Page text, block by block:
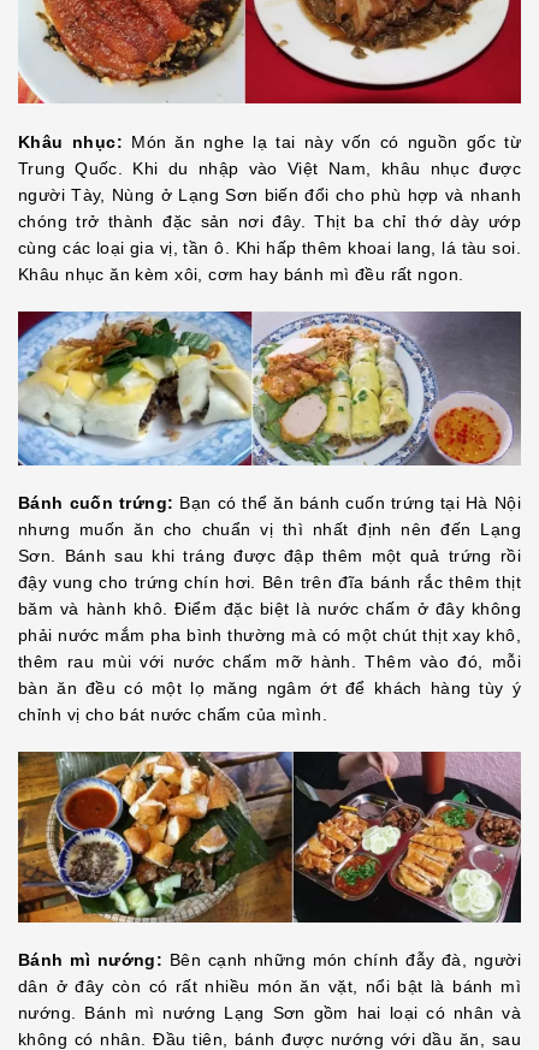
Khâu nhục: Món ăn nghe lạ tai này vốn có nguồn gốc từ
Trung Quốc. Khi du nhập vào Việt Nam, khâu nhục được
người Tày, Nùng ở Lạng Sơn biến đổi cho phù hợp và nhanh
chóng trở thành đặc sản nơi đây. Thịt ba chỉ thớ dày ướp
cùng các loại gia vị, tần ô. Khi hấp thêm khoai lang, lá tàu soi.
Khâu nhục ăn kèm xôi, cơm hay bánh mì đều rất ngon.
Bánh cuốn trứng: Bạn có thể ăn bánh cuốn trứng tại Hà Nội
nhưng muốn ăn cho chuẩn vị thì nhất định nên đến Lạng
Sơn. Bánh sau khi tráng được đập thêm một quả trứng rồi
đậy vung cho trứng chín hơi. Bên trên đĩa bánh rắc thêm thịt
băm và hành khô. Điểm đặc biệt là nước chấm ở đây không
phải nước mắm pha bình thường mà có một chút thịt xay khô,
thêm rau mùi với nước chấm mỡ hành. Thêm vào đó, mỗi
bàn ăn đều có một lọ măng ngâm ớt để khách hàng tùy ý
chỉnh vị cho bát nước chấm của mình.
Bánh mì nướng: Bên cạnh những món chính đẫy đà, người
dân ở đây còn có rất nhiều món ăn vặt, nổi bật là bánh mì
nướng. Bánh mì nướng Lạng Sơn gồm hai loại có nhân và
không có nhân. Đầu tiên, bánh được nướng với dầu ăn, sau